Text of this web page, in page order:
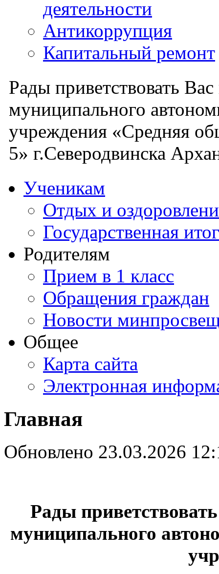
деятельности
Антикоррупция
Капитальный ремонт
Рады приветствовать
муниципального
учреждения «Средняя
5» г.Северодвинска
Ученикам
Отдых и
Государственная
Родителям
Прием в 1 класс
Обращения граждан
Новости
Общее
Карта сайта
Электронная
Главная
Обновлено 23.03.2026
Рады
муниципального